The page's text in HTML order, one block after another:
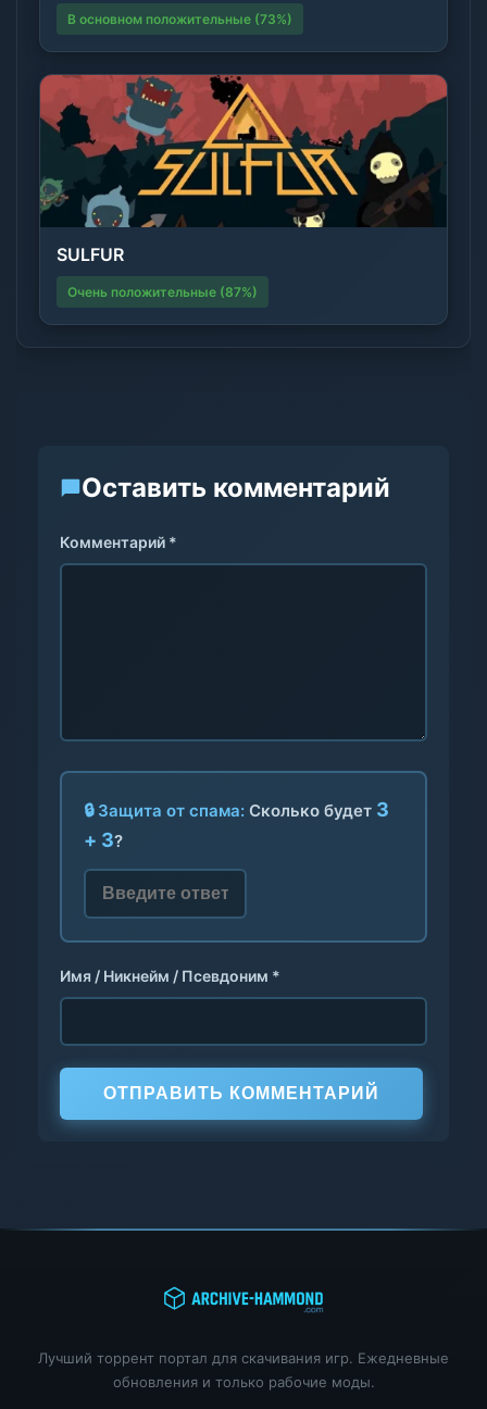
В основном положительные (73%)
SULFUR
Очень положительные (87%)
Оставить комментарий
Комментарий *
🔒 Защита от спама: Сколько будет 3
+ 3?
Имя / Никнейм / Псевдоним *
ОТПРАВИТЬ КОММЕНТАРИЙ
Лучший торрент портал для скачивания игр. Ежедневные
обновления и только рабочие моды.